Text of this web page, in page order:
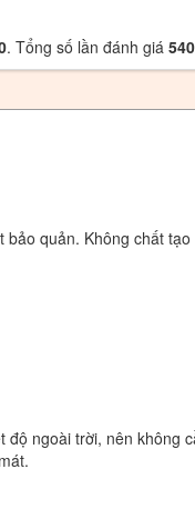
. Tổng số lần đánh giá
bảo quản. Không chất tạo
độ ngoài trời, nên không